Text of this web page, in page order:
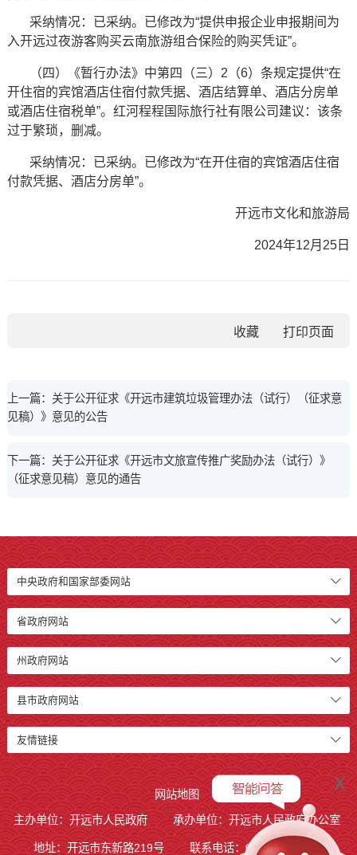
采纳情况：已采纳。已修改为“提供申报企业申报期间为
入开远过夜游客购买云南旅游组合保险的购买凭证”。
（四）《暂行办法》中第四（三）2（6）条规定提供“在
开住宿的宾馆酒店住宿付款凭据、酒店结算单、酒店分房单
或酒店住宿税单”。红河程程国际旅行社有限公司建议：该条
过于繁琐，删减。
采纳情况：已采纳。已修改为“在开住宿的宾馆酒店住宿
付款凭据、酒店分房单”。
开远市文化和旅游局
2024年12月25日
收藏
上一篇：关于公开征求《开远市建筑垃圾管理办法（试行）（征求意
见稿）》意见的公告
下一篇：关于公开征求《开远市文旅宣传推广奖励办法（试行）》
（征求意见稿）意见的通告
中央政府和国家部委网站
省政府网站
州政府网站
县市政府网站
友情链接
网站地图
主办单位：开远市人民政府
承办单位：开远市人民政府办公室
地址：开远市东新路219号 联系电话：0873-7236877
x